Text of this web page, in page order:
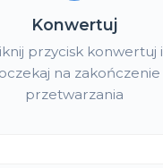
Konwertuj
przycisk konwertuj i
na zakończenie
przetwarzania